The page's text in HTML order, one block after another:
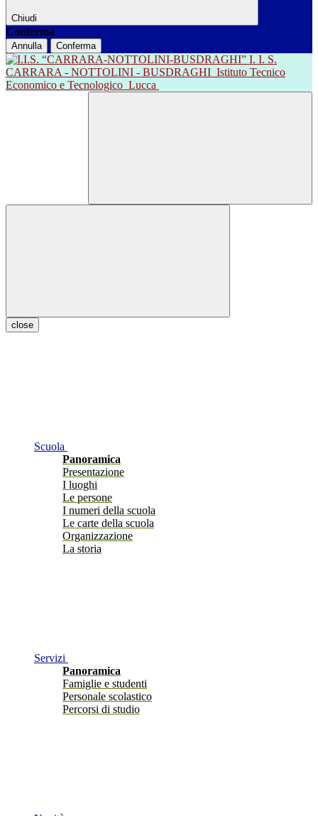
Chiudi
Conferma
Annulla Conferma
I. I. S.
CARRARA - NOTTOLINI - BUSDRAGHI Istituto Tecnico
Economico e Tecnologico Lucca
close
Scuola
Panoramica
Presentazione
I luoghi
Le persone
I numeri della scuola
Le carte della scuola
Organizzazione
La storia
Servizi
Panoramica
Famiglie e studenti
Personale scolastico
Percorsi di studio